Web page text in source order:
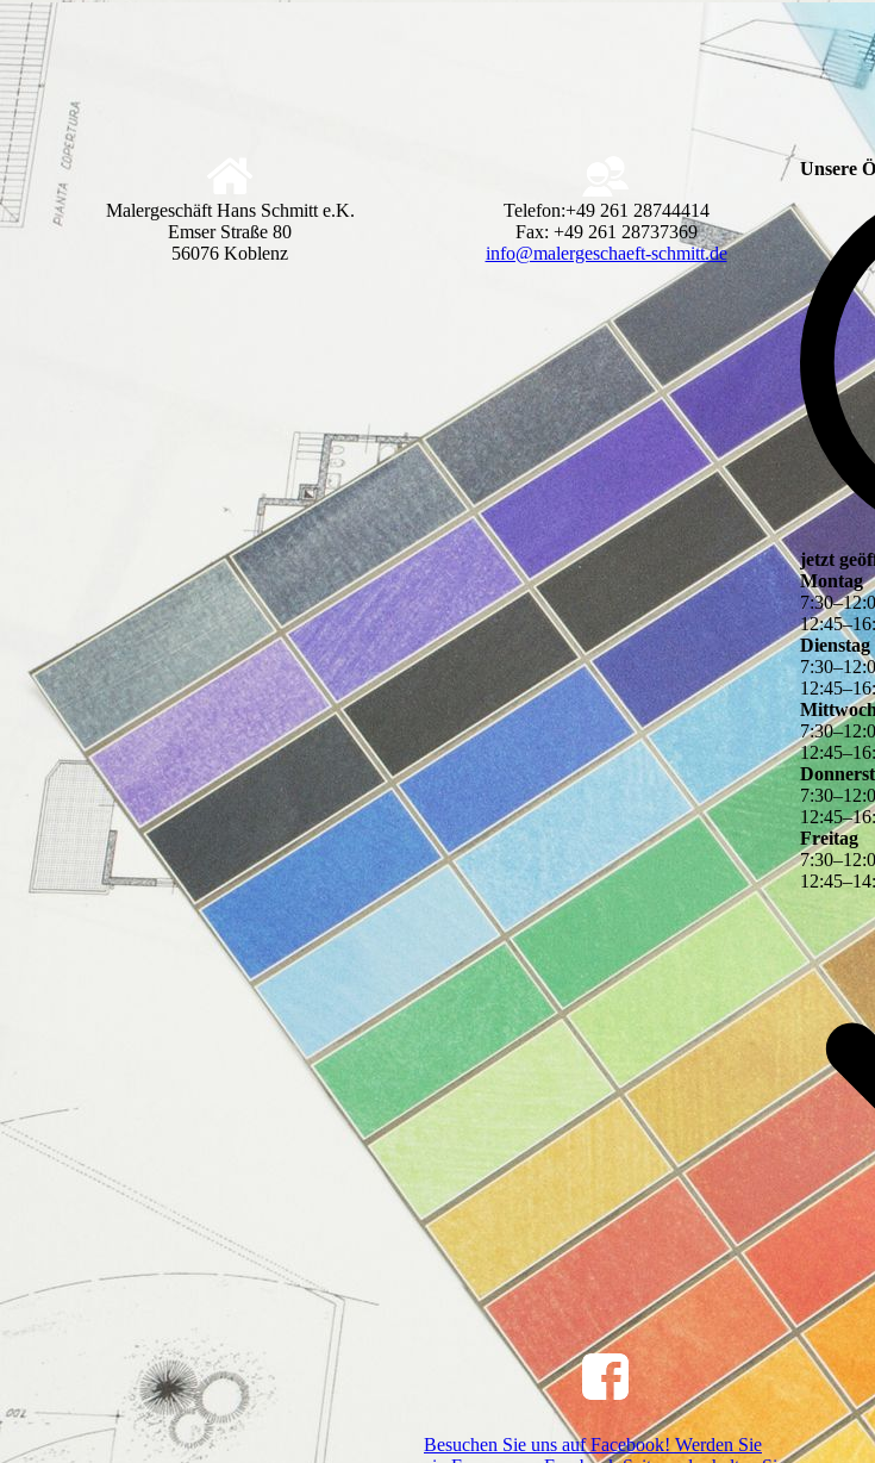
Malergeschäft Hans Schmitt e.K.
Emser Straße 80
56076 Koblenz
Telefon:+49 261 28744414
Fax: +49 261 28737369
info@malergeschaeft-schmitt.de
Unsere
jetzt
Montag
7:30–12:
12:45–16:
Dienstag
7:30–12:
12:45–16:
Mittwoch
7:30–12:
12:45–16:
7:30–12:
12:45–16:
Freitag
7:30–12:
12:45–14:
Besuchen Sie uns auf Facebook! Werden Sie